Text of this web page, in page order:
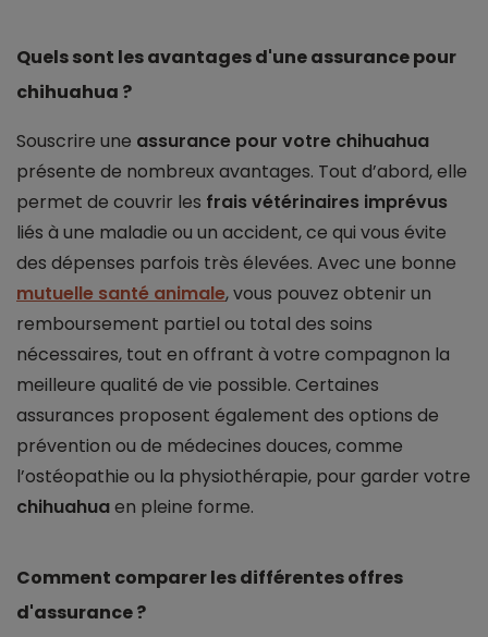
Quels sont les avantages d'une assurance pour
chihuahua ?
Souscrire une assurance pour votre chihuahua
présente de nombreux avantages. Tout d’abord, elle
permet de couvrir les frais vétérinaires imprévus
liés à une maladie ou un accident, ce qui vous évite
des dépenses parfois très élevées. Avec une bonne
mutuelle santé animale, vous pouvez obtenir un
remboursement partiel ou total des soins
nécessaires, tout en offrant à votre compagnon la
meilleure qualité de vie possible. Certaines
assurances proposent également des options de
prévention ou de médecines douces, comme
l’ostéopathie ou la physiothérapie, pour garder votre
chihuahuaen pleine forme.
Comment comparer les différentes offres
d'assurance ?